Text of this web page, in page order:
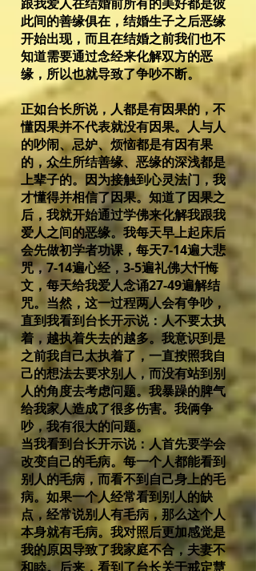
此间的善缘俱在，结婚生子之后恶缘
开始出现，而且在结婚之前我们也不
知道需要通过念经来化解双方的恶
缘，所以也就导致了争吵不断。
正如台长所说，人都是有因果的，不
懂因果并不代表就没有因果。人与人
的吵闹、忌妒、烦恼都是有因有果
的，众生所结善缘、恶缘的深浅都是
上辈子的。因为接触到心灵法门，我
才懂得并相信了因果。知道了因果之
后，我就开始通过学佛来化解我跟我
爱人之间的恶缘。我每天早上起床后
会先做初学者功课，每天7-14遍大悲
咒，7-14遍心经，3-5遍礼佛大忏悔
文，每天给我爱人念诵27-49遍解结
咒。当然，这一过程两人会有争吵，
直到我看到台长开示说：人不要太执
着，越执着失去的越多。我意识到是
之前我自己太执着了，一直按照我自
己的想法去要求别人，而没有站到别
人的角度去考虑问题。我暴躁的脾气
给我家人造成了很多伤害。我俩争
吵，我有很大的问题。
当我看到台长开示说：人首先要学会
改变自己的毛病。每一个人都能看到
别人的毛病，而看不到自己身上的毛
病。如果一个人经常看到别人的缺
点，经常说别人有毛病，那么这个人
本身就有毛病。我对照后更加感觉是
我的原因导致了我家庭不合，夫妻不
和睦。后来，看到了台长关于戒定慧